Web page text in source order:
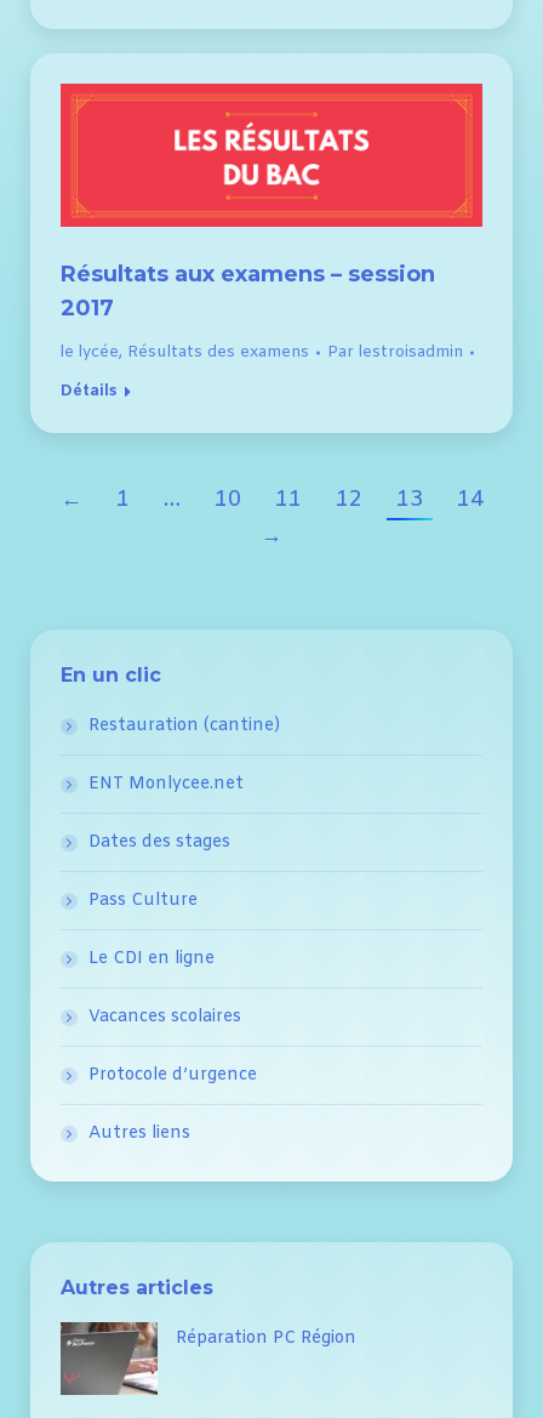
Résultats aux examens – session
2017
le lycée, Résultats des examens Par lestroisadmin
Détails
← 1 … 10 11 12 13
14
→
En un clic
Restauration (cantine)
ENT Monlycee.net
Dates des stages
Pass Culture
Le CDI en ligne
Vacances scolaires
Protocole d’urgence
Autres liens
Autres articles
Réparation PC Région